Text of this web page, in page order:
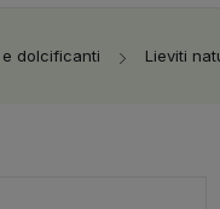
e dolcificanti Lieviti